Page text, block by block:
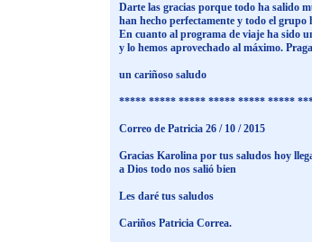
Darte las gracias porque todo ha salido
han hecho perfectamente y todo el grupo
En cuanto al programa de viaje ha sido
y lo hemos aprovechado al máximo.
un cariñoso saludo
***** ***** ***** ***** ***** *****
Correo de Patricia 26 / 10 / 2015
Gracias Karolina por tus saludos hoy
a Dios todo nos salió bien
Les daré tus saludos
Cariños Patricia Correa.